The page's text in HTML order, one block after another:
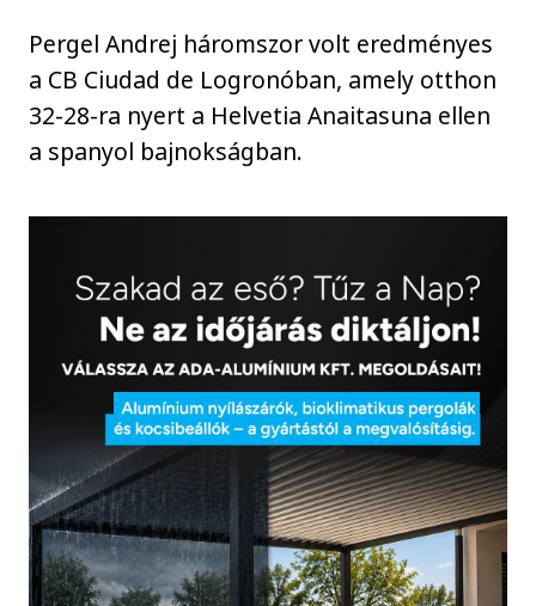
Pergel Andrej háromszor volt eredményes
a CB Ciudad de Logronóban, amely otthon
32-28-ra nyert a Helvetia Anaitasuna ellen
a spanyol bajnokságban.